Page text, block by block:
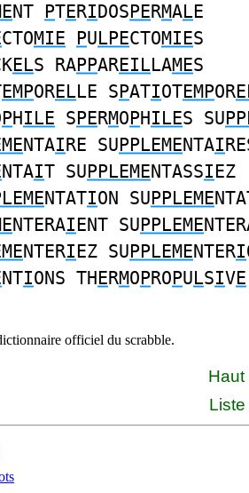
NT PTERIDOSPERMALE
CTOMIE PULPECTOMIES
ELS RAPPAREILLAMES
EMPORELLE SPATIOTEMPOR
PHILE SPERMOPHILES SU
NTAIRE SUPPLEMENTAI
NTAIT SUPPLEMENTASSIEZ
NTATION SUPPLEME
NTERAIENT SUPPLEME
NTERIEZ SUPPLEMENTERI
NTIONS THERMOPROPULSIVE
officiel du scrabble.
Haut